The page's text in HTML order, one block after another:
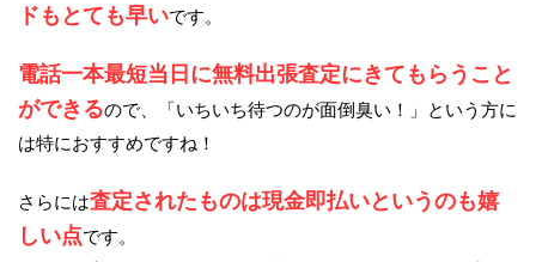
ドもとても早いです。
電話一本最短当日に無料出張査定にきてもらうこと
ができるので、「いちいち待つのが面倒臭い！」という方に
は特におすすめですね！
さらには査定されたものは現金即払いというのも嬉
しい点です。